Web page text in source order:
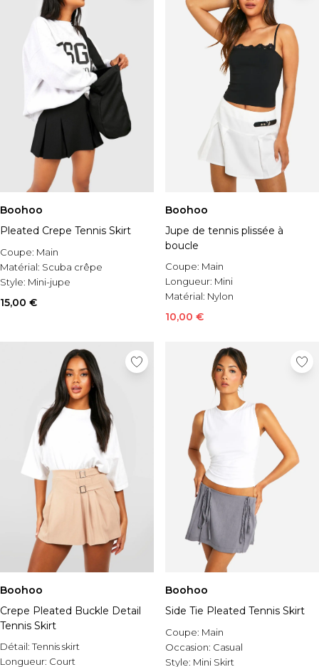
Boohoo
Pleated Crepe Tennis Skirt
Coupe: Main
Matérial: Scuba crêpe
Style: Mini-jupe
15,00 €
Boohoo
Jupe de tennis plissée à
boucle
Coupe: Main
Longueur: Mini
Matérial: Nylon
10,00 €
Boohoo
Crepe Pleated Buckle Detail
Tennis Skirt
Détail:Tennis skirt
Longueur: Court
Boohoo
Side Tie Pleated Tennis Skirt
Coupe: Main
Occasion: Casual
Style: Mini Skirt